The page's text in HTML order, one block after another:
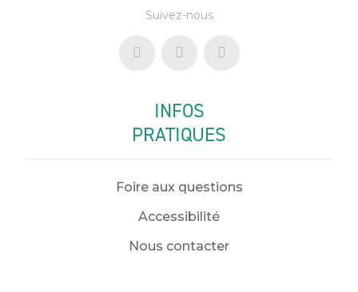
Suivez-nous
INFOS
PRATIQUES
Foire aux questions
Accessibilité
Nous contacter